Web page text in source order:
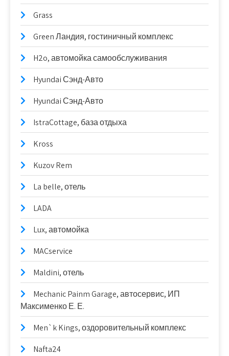
Grass
Green Ландия, гостиничный комплекс
H2o, автомойка самообслуживания
Hyundai Сэнд-Авто
Hyundai Сэнд-Авто
IstraCottage, база отдыха
Kross
Kuzov Rem
La belle, отель
LADA
Lux, автомойка
MACservice
Maldini, отель
Mechanic Painm Garage, автосервис, ИП
Максименко Е. Е.
Men`k Kings, оздоровительный комплекс
Nafta24